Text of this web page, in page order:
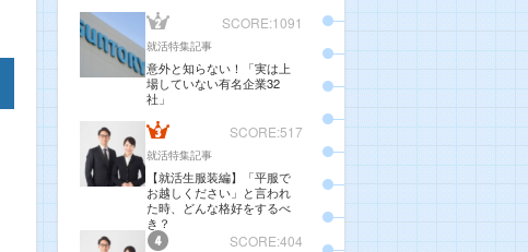
SCORE:1091
就活特集記事
意外と知らない！「実は上
場していない有名企業32
社」
SCORE:517
就活特集記事
【就活生服装編】「平服で
お越しください」と言われ
た時、どんな格好をするべ
き？
SCORE:404